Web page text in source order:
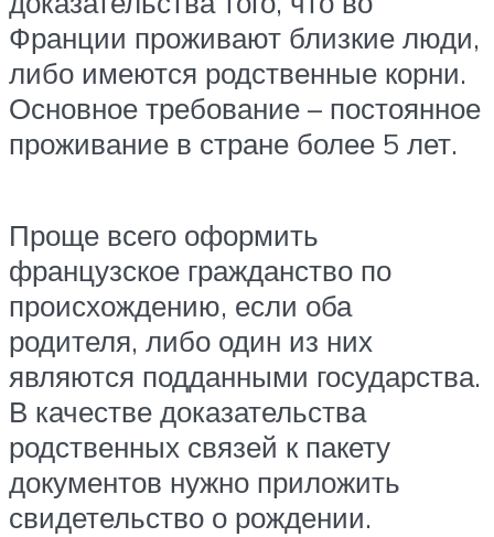
Франции проживают близкие люди,
либо имеются родственные корни.
Основное требование – постоянное
проживание в стране более 5 лет.
Проще всего оформить
французское гражданство по
происхождению, если оба
родителя, либо один из них
являются подданными государства.
В качестве доказательства
родственных связей к пакету
документов нужно приложить
свидетельство о рождении.